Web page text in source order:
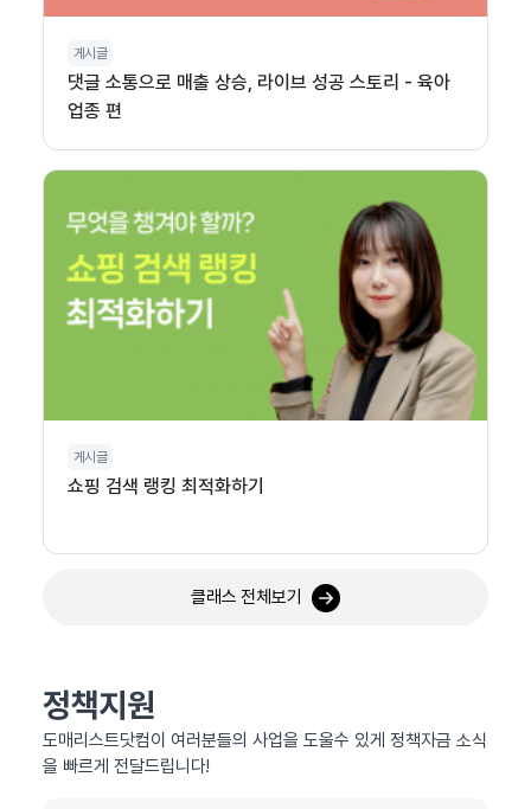
게시글
댓글 소통으로 매출 상승, 라이브 성공 스토리 - 육아
업종 편
게시글
쇼핑 검색 랭킹 최적화하기
클래스 전체보기
정책지원
도매리스트닷컴이 여러분들의 사업을 도울수 있게 정책자금 소식
을 빠르게 전달드립니다!